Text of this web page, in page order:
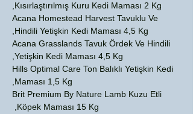
Kısırlaştırılmış Kuru Kedi Maması 2 Kg,
Acana Homestead Harvest Tavuklu Ve
Hindili Yetişkin Kedi Maması 4,5 Kg,
Acana Grasslands Tavuk Ördek Ve Hindili
Yetişkin Kedi Maması 4,5 Kg,
Hills Optimal Care Ton Balıklı Yetişkin Kedi
Maması 1,5 Kg,
Brit Premium By Nature Lamb Kuzu Etli
Köpek Maması 15 Kg,